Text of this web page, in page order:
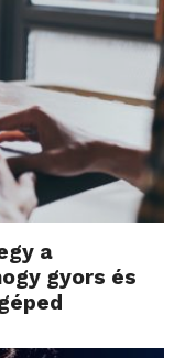
a
gyors és